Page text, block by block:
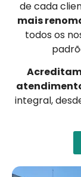
de cada
mais
todos os
integral,